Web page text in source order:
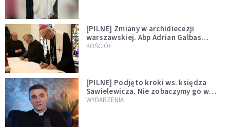
[PILNE] Zmiany w archidiecezji
warszawskiej. Abp Adrian Galbas
wręczył dekrety nowym proboszczom
KOŚCIÓŁ
[PILNE] Podjęto kroki ws. księdza
Sawielewicza. Nie zobaczymy go w
mediach
WYDARZENIA